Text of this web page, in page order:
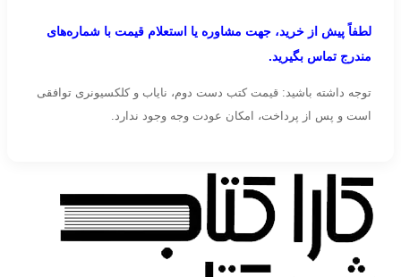
لطفاً پیش از خرید، جهت مشاوره یا استعلام قیمت با شماره‌های
مندرج تماس بگیرید.
توجه داشته باشید: قیمت کتب دست دوم، نایاب و کلکسیونری توافقی
است و پس از پرداخت، امکان عودت وجه وجود ندارد.